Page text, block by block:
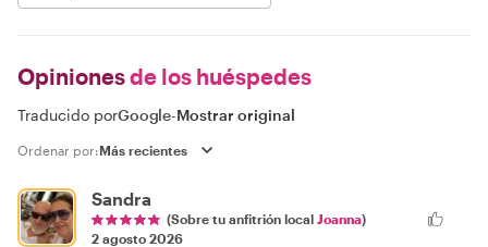
Opinionesde los huéspedes
Traducido porGoogle-Mostrar original
Ordenar por:
Sandra
(Sobre tu anfitrión local Joanna)
2 agosto 2026